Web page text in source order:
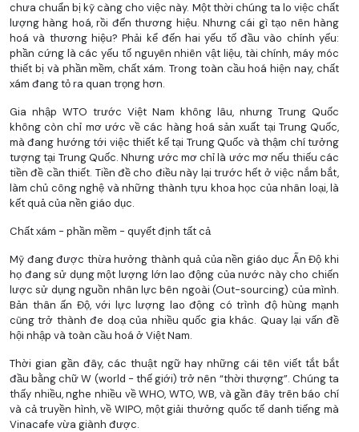
chưa chuẩn bị kỹ càng cho việc này. Một thời chúng ta lo việc chất
lượng hàng hoá, rồi đến thương hiệu. Nhưng cái gì tạo nên hàng
hoá và thương hiệu? Phải kể đến hai yếu tố đầu vào chính yếu:
phần cứng là các yếu tố nguyên nhiên vật liệu, tài chính, máy móc
thiết bị và phần mềm, chất xám. Trong toàn cầu hoá hiện nay, chất
xám đang tỏ ra quan trọng hơn.
Gia nhập WTO trước Việt Nam không lâu, nhưng Trung Quốc
không còn chỉ mơ ước về các hàng hoá sản xuất tại Trung Quốc,
mà đang hướng tới việc thiết kế tại Trung Quốc và thậm chí tưởng
tượng tại Trung Quốc. Nhưng ước mơ chỉ là ước mơ nếu thiếu các
tiền đề cần thiết. Tiền đề cho điều này lại trước hết ở việc nắm bắt,
làm chủ công nghệ và những thành tựu khoa học của nhân loại, là
kết quả của nền giáo dục.
Chất xám - phần mềm - quyết định tất cả
Mỹ đang được thừa hưởng thành quả của nền giáo dục Ấn Độ khi
họ đang sử dụng một lượng lớn lao động của nước này cho chiến
lược sử dụng nguồn nhân lực bên ngoài (Out-sourcing) của mình.
Bản thân ấn Độ, với lực lượng lao động có trình độ hùng mạnh
cũng trở thành đe doạ của nhiều quốc gia khác. Quay lại vấn đề
hội nhập và toàn cầu hoá ở Việt Nam.
Thời gian gần đây, các thuật ngữ hay những cái tên viết tắt bắt
đầu bằng chữ W (world - thế giới) trở nên “thời thượng”. Chúng ta
thấy nhiều, nghe nhiều về WHO, WTO, WB, và gần đây trên báo chí
và cả truyền hình, về WIPO, một giải thưởng quốc tế danh tiếng mà
Vinacafe vừa giành được.